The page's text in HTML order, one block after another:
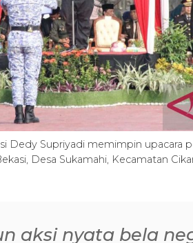
Dedy Supriyadi memimpin upacara
Desa Sukamahi, Kecamatan
aksi nyata bela